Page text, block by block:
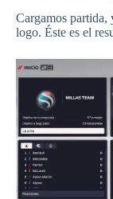
Cargamos partida,
logo. Éste es el